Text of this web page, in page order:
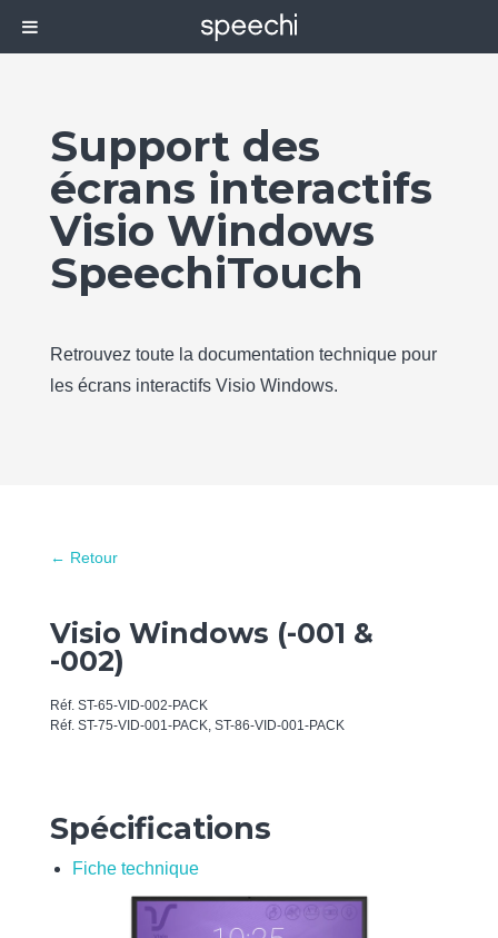
Support des
écrans interactifs
Visio Windows
SpeechiTouch
Retrouvez toute la documentation technique pour
les écrans interactifs Visio Windows.
← Retour
Visio Windows (-001 &
-002)
Réf. ST-65-VID-002-PACK
Réf. ST-75-VID-001-PACK, ST-86-VID-001-PACK
Spécifications
Fiche technique